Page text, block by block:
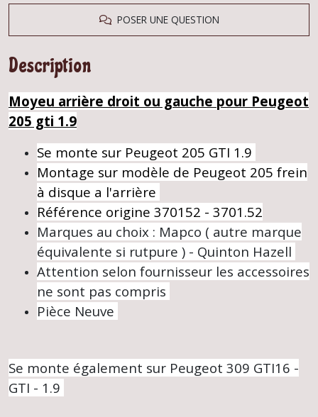
POSER UNE QUESTION
Description
Moyeu arrière droit ou gauche pour Peugeot
205 gti 1.9
Se monte sur Peugeot 205 GTI 1.9
Montage sur modèle de Peugeot 205 frein
à disque a l'arrière
Référence origine 370152 - 3701.52
Marques au choix : Mapco ( autre marque
équivalente si rutpure ) - Quinton Hazell
Attention selon fournisseur les accessoires
ne sont pas compris
Pièce Neuve
Se monte également sur Peugeot 309 GTI16 -
GTI - 1.9